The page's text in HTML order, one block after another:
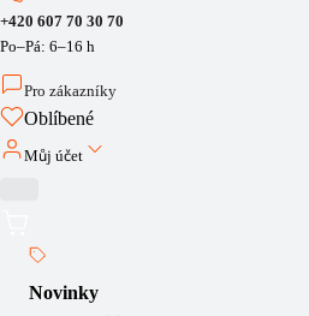
+420 607 70 30 70
Po–Pá: 6–16 h
Pro zákazníky
Oblíbené
Můj účet
Novinky